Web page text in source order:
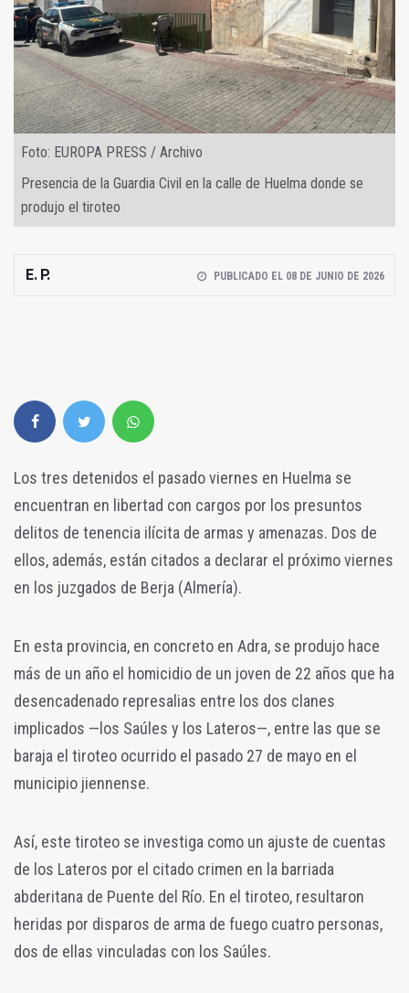
Foto: EUROPA PRESS / Archivo
Presencia de la Guardia Civil en la calle de Huelma donde se
produjo el tiroteo
E. P. PUBLICADO EL 08 DE JUNIO DE 2026
Los tres detenidos el pasado viernes en Huelma se
encuentran en libertad con cargos por los presuntos
delitos de tenencia ilícita de armas y amenazas. Dos de
ellos, además, están citados a declarar el próximo viernes
en los juzgados de Berja (Almería).
En esta provincia, en concreto en Adra, se produjo hace
más de un año el homicidio de un joven de 22 años que ha
desencadenado represalias entre los dos clanes
implicados —los Saúles y los Lateros—, entre las que se
baraja el tiroteo ocurrido el pasado 27 de mayo en el
municipio jiennense.
Así, este tiroteo se investiga como un ajuste de cuentas
de los Lateros por el citado crimen en la barriada
abderitana de Puente del Río. En el tiroteo, resultaron
heridas por disparos de arma de fuego cuatro personas,
dos de ellas vinculadas con los Saúles.